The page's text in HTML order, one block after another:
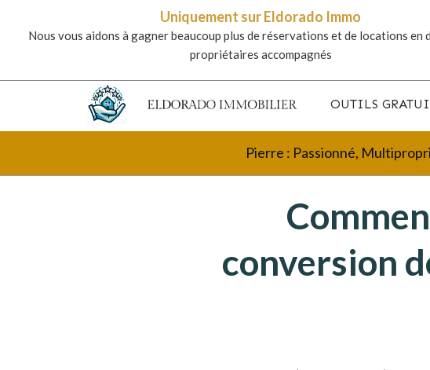
Uniquement sur Eldorado Immo
Nous vous aidons à gagner beaucoup plus de réservations et de locations en
propriétaires accompagnés
OUTILS
Pierre : Passionné,
conversion